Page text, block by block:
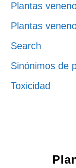
Plantas
Plantas
Search
Sinónimos de
Toxicidad